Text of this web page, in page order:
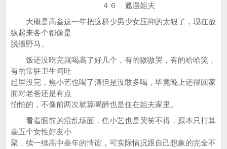
４６ 邋遢姐夫
大概是高叁这一年把这群少男少女压抑的太狠了，现在放
纵起来各个都像是
脱缰野马。
饭还没吃完就喝高了好几个，有的嗷嗷哭，有的哈哈笑，
有的常驻卫生间吐
起里没完，焦小艺也喝了酒但是没敢多喝，毕竟晚上还得回家
面对老爸还是有点
怕怕的，不像前两次就算喝醉也是住在姐夫家里。
看着眼前的混乱场面，焦小艺也是哭笑不得，原本只打算
叁五个女性好友小
聚，续一续高中叁年的情谊，可实际情况跟自己想象的完全不